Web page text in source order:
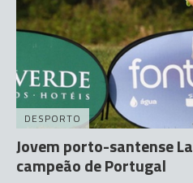
DESPORTO
Jovem porto-santense
campeão de Portugal